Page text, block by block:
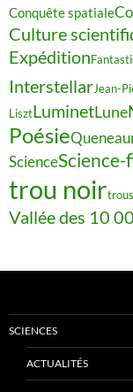
Conquête spatiale
Culture
Expédition
InterstellarJean-
LisztLuminetLune
PoésieQueneau
Science
trou noir
Vallée des 10
SCIENCES
ACTUALITÉS